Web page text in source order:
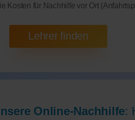
Kosten für Nachhilfe vor Ort
Online-Nachhilfe: